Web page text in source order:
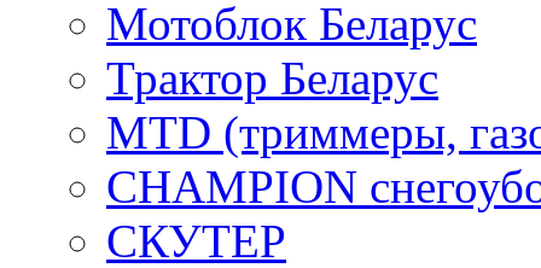
Мотоблок Беларус
Трактор Беларус
MTD (триммеры,
CHAMPION
СКУТЕР